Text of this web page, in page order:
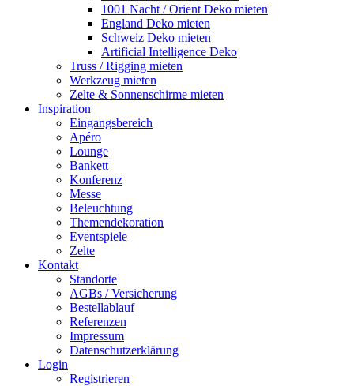
1001 Nacht / Orient Deko mieten
England Deko mieten
Schweiz Deko mieten
Artificial Intelligence Deko
Truss / Rigging mieten
Werkzeug mieten
Zelte & Sonnenschirme mieten
Inspiration
Eingangsbereich
Apéro
Lounge
Bankett
Konferenz
Messe
Beleuchtung
Themendekoration
Eventspiele
Zelte
Kontakt
Standorte
AGBs / Versicherung
Bestellablauf
Referenzen
Impressum
Datenschutzerklärung
Login
Registrieren